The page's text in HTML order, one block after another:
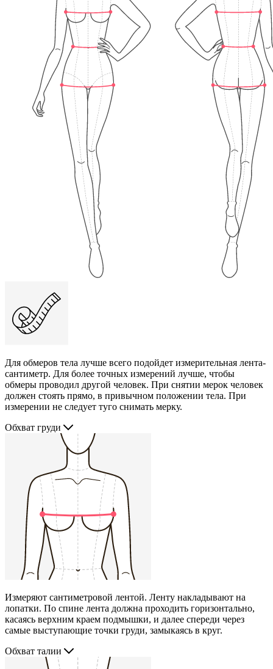
Для обмеров тела лучше всего подойдет измерительная лента-
сантиметр. Для более точных измерений лучше, чтобы
обмеры проводил другой человек. При снятии мерок человек
должен стоять прямо, в привычном положении тела. При
измерении не следует туго снимать мерку.
Обхват груди
Измеряют сантиметровой лентой. Ленту накладывают на
лопатки. По спине лента должна проходить горизонтально,
касаясь верхним краем подмышки, и далее спереди через
самые выступающие точки груди, замыкаясь в круг.
Обхват талии